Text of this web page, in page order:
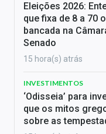
Eleições 2026:
que fixa de 8 a 70
bancada na
Senado
15 hora(s) atrás
INVESTIMENTOS
‘Odisseia’ para
que os mitos
sobre as